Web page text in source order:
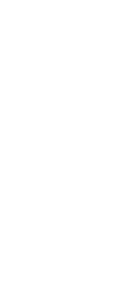
under och efter
och
av